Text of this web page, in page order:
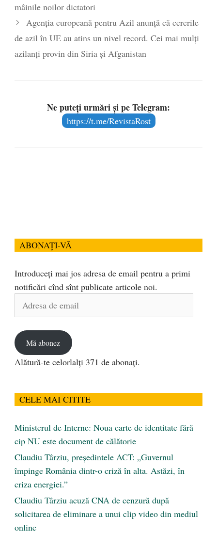
mâinile noilor dictatori
Agenţia europeană pentru Azil anunță că cererile
de azil în UE au atins un nivel record. Cei mai mulți
azilanți provin din Siria și Afganistan
Ne puteți urmări și pe Telegram:
https://t.me/RevistaRost
ABONAȚI-VĂ
Introduceți mai jos adresa de email pentru a primi
notificări cînd sînt publicate articole noi.
Adresa
Mă abonez
Alătură-te celorlalți 371 de abonați.
CELE MAI CITITE
Ministerul de Interne: Noua carte de identitate fără
cip NU este document de călătorie
Claudiu Târziu, președintele ACT: „Guvernul
împinge România dintr-o criză în alta. Astăzi, în
criza energiei.”
Claudiu Târziu acuză CNA de cenzură după
solicitarea de eliminare a unui clip video din mediul
online